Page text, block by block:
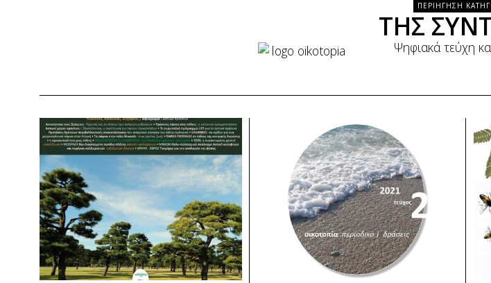
ΠΕΡΙΗΓΗΣΗ
ΤΗΣ
Ψηφιακά τεύχη